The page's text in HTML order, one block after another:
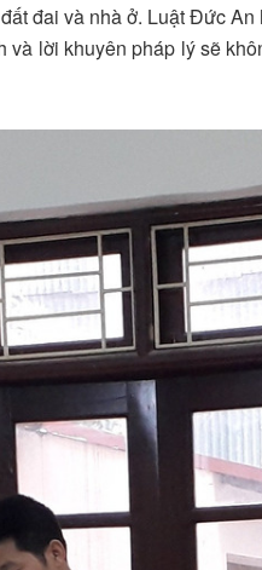
đai và nhà ở. Luật Đức
lời khuyên pháp lý sẽ